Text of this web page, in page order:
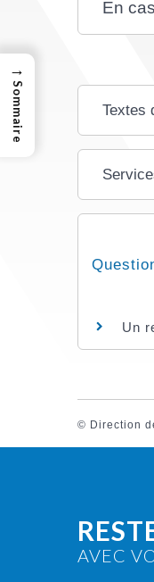
En
Textes
Un
© Direction
AVEC
→
Sommaire